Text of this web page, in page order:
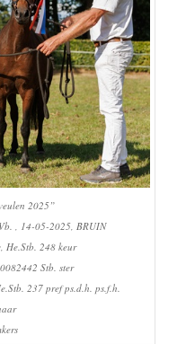
2025”
, 14-05-2025, BRUIN
He.Stb. 248 keur
Stb. ster
237 pref ps.d.h. ps.f.h.